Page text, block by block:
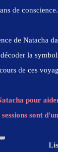
de conscience.
de Natacha
la
de ces
pour
sont